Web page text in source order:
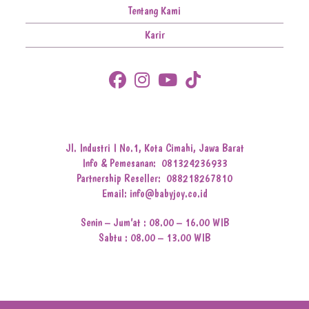
Tentang Kami
Karir
Jl. Industri I No.1, Kota Cimahi, Jawa Barat
Info & Pemesanan: 081324236933
Partnership Reseller: 088218267810
Email: info@babyjoy.co.id
Senin – Jum’at : 08.00 – 16.00 WIB
Sabtu : 08.00 – 13.00 WIB